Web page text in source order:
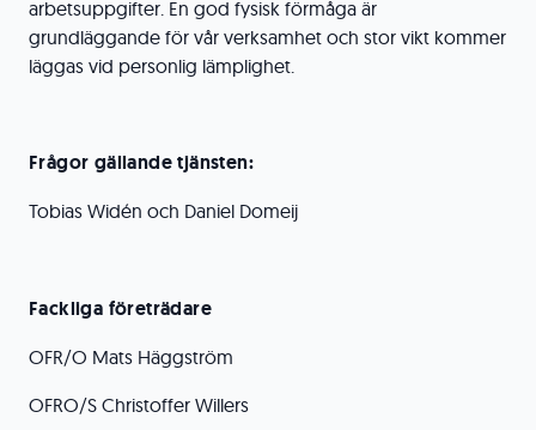
arbetsuppgifter. En god fysisk förmåga är
grundläggande för vår verksamhet och stor vikt kommer
läggas vid personlig lämplighet.
Frågor gällande tjänsten:
Tobias Widén och Daniel Domeij
Fackliga företrädare
OFR/O Mats Häggström
OFRO/S Christoffer Willers